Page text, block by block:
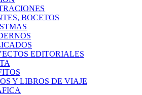
BOCETOS
EDITORIALES
Y LIBROS DE VIAJE